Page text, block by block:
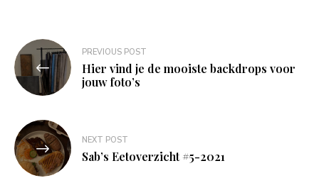
Bericht
navigatie
PREVIOUS POST
Hier vind je de mooiste backdrops voor
jouw foto’s
NEXT POST
Sab’s Eetoverzicht #5-2021